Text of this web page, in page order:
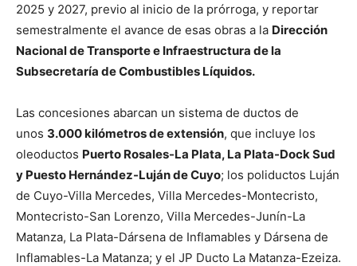
2025 y 2027, previo al inicio de la prórroga, y reportar
semestralmente el avance de esas obras a la Dirección
Nacional de Transporte e Infraestructura de la
Subsecretaría de Combustibles Líquidos.
Las concesiones abarcan un sistema de ductos de
unos 3.000 kilómetros de extensión, que incluye los
oleoductos Puerto Rosales-La Plata, La Plata-Dock Sud
y Puesto Hernández-Luján de Cuyo; los poliductos Luján
de Cuyo-Villa Mercedes, Villa Mercedes-Montecristo,
Montecristo-San Lorenzo, Villa Mercedes-Junín-La
Matanza, La Plata-Dársena de Inflamables y Dársena de
Inflamables-La Matanza; y el JP Ducto La Matanza-Ezeiza.